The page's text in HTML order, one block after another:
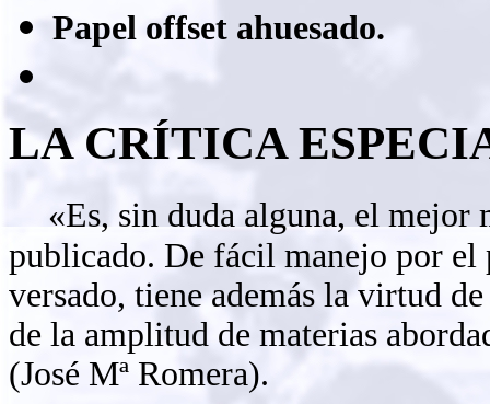
Papel offset ahuesado.
LA CRÍTICA
«Es, sin duda alguna, el mejor
publicado. De fácil manejo por el
versado, tiene además la virtud
de la amplitud de materias
(José Mª Romera).